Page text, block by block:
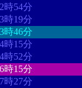
時54分
時19分
時46分
時15分
時52分
時15分
時27分